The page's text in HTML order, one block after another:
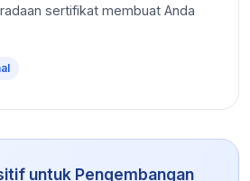
sertifikat membuat Anda
untuk Pengembangan